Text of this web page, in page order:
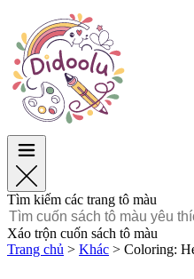
Phục Sinh
TOP Danh mục
Dành cho bé trai
Dành cho bé gái
Tiếng Việt
POLSKI
Phục Sinh
TOP Danh mục
Dành cho bé trai
Dành cho bé gái
Tìm kiếm các trang tô màu
Xáo trộn cuốn sách tô màu
Trang chủ > Khác > Coloring: